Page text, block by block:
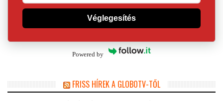
Véglegesítés
Powered by
FRISS HÍREK A GLOBOTV-TŐL